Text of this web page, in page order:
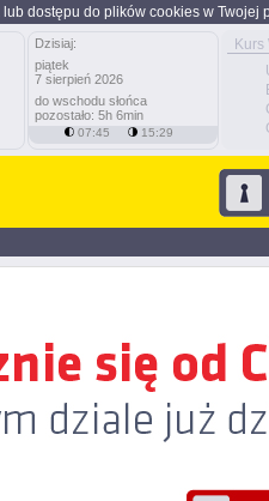
dostępu do plików cookies w Twojej
Kurs
Dzisiaj:
piątek
7 sierpień 2026
do wschodu słońca
pozostało: 5h 6min
07:45 15:29